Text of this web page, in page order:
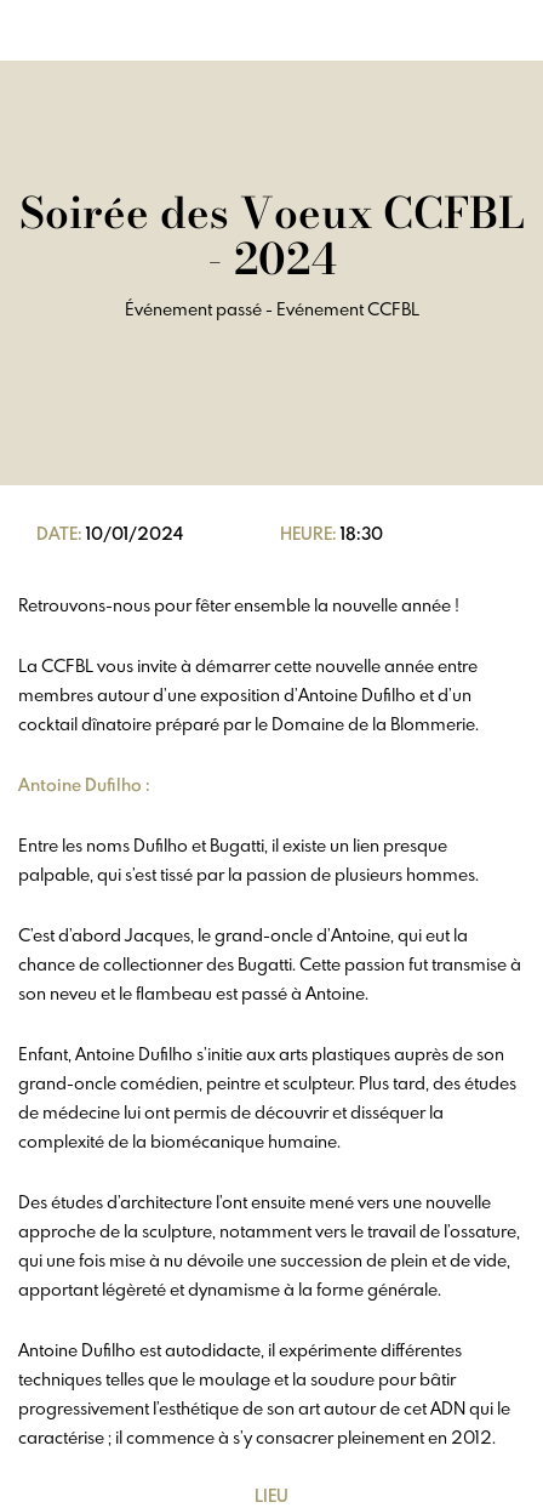
Soirée des Voeux CCFBL
- 2024
Événement passé - Evénement CCFBL
DATE: 10/01/2024 HEURE: 18:30
Retrouvons-nous pour fêter ensemble la nouvelle année !
La CCFBL vous invite à démarrer cette nouvelle année entre
membres autour d’une exposition d’Antoine Dufilho et d’un
cocktail dînatoire préparé par le Domaine de la Blommerie.
Antoine Dufilho :
Entre les noms Dufilho et Bugatti, il existe un lien presque
palpable, qui s’est tissé par la passion de plusieurs hommes.
C’est d’abord Jacques, le grand-oncle d’Antoine, qui eut la
chance de collectionner des Bugatti. Cette passion fut transmise à
son neveu et le flambeau est passé à Antoine.
Enfant, Antoine Dufilho s’initie aux arts plastiques auprès de son
grand-oncle comédien, peintre et sculpteur. Plus tard, des études
de médecine lui ont permis de découvrir et disséquer la
complexité de la biomécanique humaine.
Des études d’architecture l’ont ensuite mené vers une nouvelle
approche de la sculpture, notamment vers le travail de l’ossature,
qui une fois mise à nu dévoile une succession de plein et de vide,
apportant légèreté et dynamisme à la forme générale.
Antoine Dufilho est autodidacte, il expérimente différentes
techniques telles que le moulage et la soudure pour bâtir
progressivement l’esthétique de son art autour de cet ADN qui le
caractérise ; il commence à s’y consacrer pleinement en 2012.
LIEU